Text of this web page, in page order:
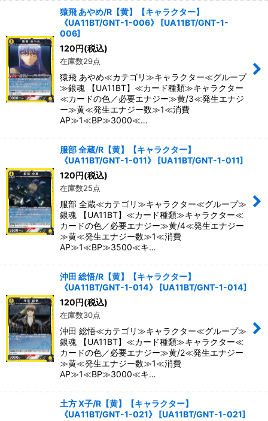
猿飛 あやめ/R【黄】【キャラクター】
《UA11BT/GNT-1-006》
[UA11BT/GNT-1-
006]
120円(税込)
在庫数29点
猿飛 あやめ≪カテゴリ≫キャラクター≪グループ
≫銀魂 【UA11BT】≪カード種類≫キャラクター
≪カードの色／必要エナジー≫黄/3≪発生エナジ
ー≫黄≪発生エナジー数≫1≪消費
AP≫1≪BP≫3000≪…
服部 全蔵/R【黄】【キャラクター】
《UA11BT/GNT-1-011》
[UA11BT/GNT-1-011]
120円(税込)
在庫数25点
服部 全蔵≪カテゴリ≫キャラクター≪グループ≫
銀魂 【UA11BT】≪カード種類≫キャラクター≪
カードの色／必要エナジー≫黄/4≪発生エナジー
≫黄≪発生エナジー数≫1≪消費
AP≫1≪BP≫3500≪キ…
沖田 総悟/R【黄】【キャラクター】
《UA11BT/GNT-1-014》
[UA11BT/GNT-1-014]
120円(税込)
在庫数30点
沖田 総悟≪カテゴリ≫キャラクター≪グループ≫
銀魂 【UA11BT】≪カード種類≫キャラクター≪
カードの色／必要エナジー≫黄/2≪発生エナジー
≫黄≪発生エナジー数≫1≪消費
AP≫1≪BP≫3000≪キ…
土方 X子/R【黄】【キャラクター】
《UA11BT/GNT-1-021》
[UA11BT/GNT-1-021]